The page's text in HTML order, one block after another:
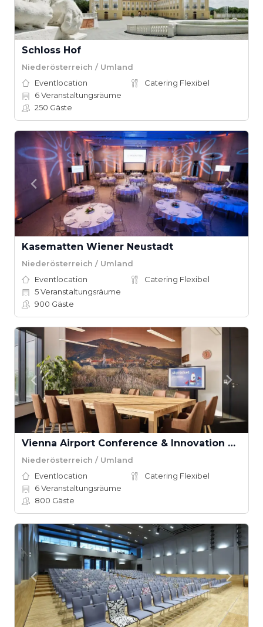
Schloss Hof
Niederösterreich / Umland
Eventlocation
Catering Flexibel
6Veranstaltungsräume
250 Gäste
Kasematten Wiener Neustadt
Niederösterreich / Umland
Eventlocation
Catering Flexibel
5Veranstaltungsräume
900 Gäste
Vienna Airport Conference & Innovation Center
Niederösterreich / Umland
Eventlocation
Catering Flexibel
6Veranstaltungsräume
800 Gäste